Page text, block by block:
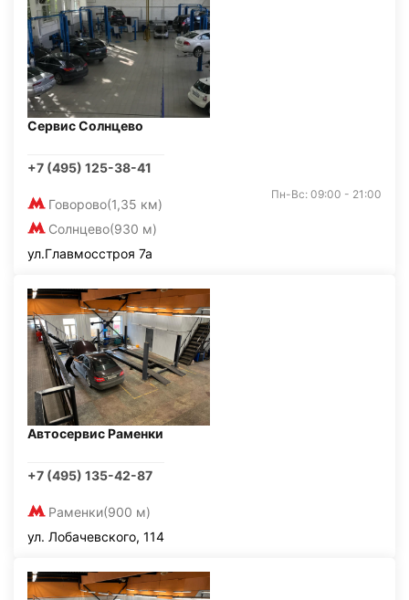
Сервис Солнцево
+7 (495) 125-38-41
Говорово(1,35 км)
Солнцево(930 м)
Пн-Вс: 09:00 - 21:00
ул.Главмосстроя 7а
Автосервис Раменки
+7 (495) 135-42-87
Раменки(900 м)
ул. Лобачевского, 114